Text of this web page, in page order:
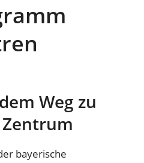
Weg zu
bayerische